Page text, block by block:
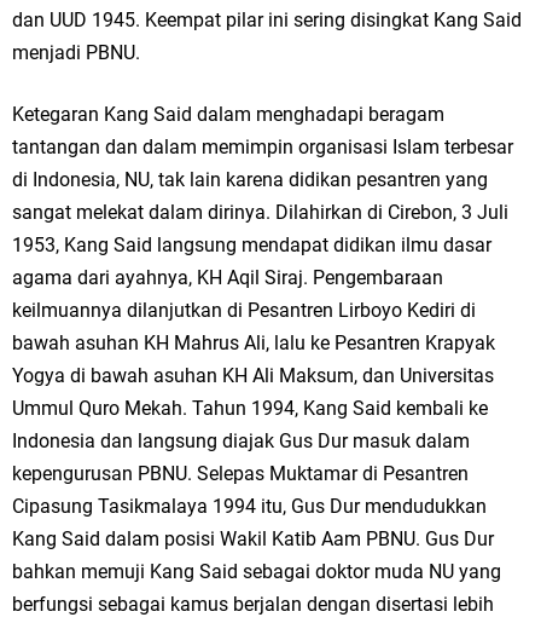
dan UUD 1945. Keempat pilar ini sering disingkat Kang Said
menjadi PBNU.
Ketegaran Kang Said dalam menghadapi beragam
tantangan dan dalam memimpin organisasi Islam terbesar
di Indonesia, NU, tak lain karena didikan pesantren yang
sangat melekat dalam dirinya. Dilahirkan di Cirebon, 3 Juli
1953, Kang Said langsung mendapat didikan ilmu dasar
agama dari ayahnya, KH Aqil Siraj. Pengembaraan
keilmuannya dilanjutkan di Pesantren Lirboyo Kediri di
bawah asuhan KH Mahrus Ali, lalu ke Pesantren Krapyak
Yogya di bawah asuhan KH Ali Maksum, dan Universitas
Ummul Quro Mekah. Tahun 1994, Kang Said kembali ke
Indonesia dan langsung diajak Gus Dur masuk dalam
kepengurusan PBNU. Selepas Muktamar di Pesantren
Cipasung Tasikmalaya 1994 itu, Gus Dur mendudukkan
Kang Said dalam posisi Wakil Katib Aam PBNU. Gus Dur
bahkan memuji Kang Said sebagai doktor muda NU yang
berfungsi sebagai kamus berjalan dengan disertasi lebih